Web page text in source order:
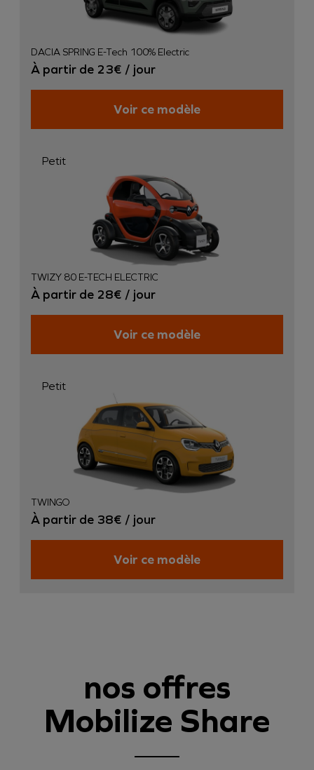
DACIA SPRING E-Tech 100% Electric
À partir de 23€ / jour
Voir ce modèle
Petit
TWIZY 80 E-TECH ELECTRIC
À partir de 28€ / jour
Voir ce modèle
Petit
TWINGO
À partir de 38€ / jour
Voir ce modèle
nos offres
Mobilize Share